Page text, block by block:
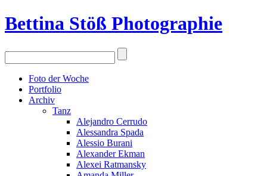
Bettina Stöß Photographie
Foto der Woche
Portfolio
Archiv
Tanz
Alejandro Cerrudo
Alessandra Spada
Alessio Burani
Alexander Ekman
Alexei Ratmansky